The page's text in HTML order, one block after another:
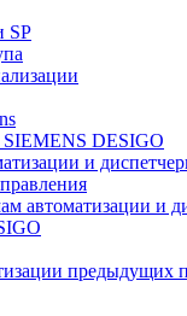
SP
DESIGO
и
автоматизации и
предыдущих